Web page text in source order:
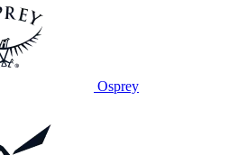
Osprey